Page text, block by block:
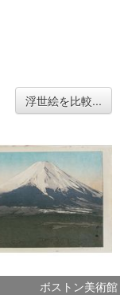
浮世絵を比較...
ボストン美術館